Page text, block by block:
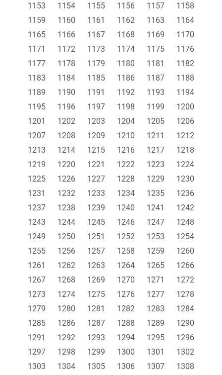
1153 1154 1155 1156 1157
1158
1159
1160 1161 1162 1163
1164
1165
1166 1167 1168 1169
1170
1171
1172 1173 1174 1175
1176
1177
1178 1179 1180 1181
1182
1183
1184 1185 1186 1187
1188
1189
1190 1191 1192 1193
1194
1195
1196 1197 1198 1199
1200
1201
1202 1203 1204 1205
1206
1207
1208 1209 1210 1211
1212
1213
1214 1215 1216 1217
1218
1219
1220 1221 1222 1223
1224
1225
1226 1227 1228 1229
1230
1231
1232 1233 1234 1235
1236
1237
1238 1239 1240 1241
1242
1243
1244 1245 1246 1247
1248
1249
1250 1251 1252 1253
1254
1255
1256 1257 1258 1259
1260
1261
1262 1263 1264 1265
1266
1267
1268 1269 1270 1271
1272
1273
1274 1275 1276 1277
1278
1279
1280 1281 1282 1283
1284
1285
1286 1287 1288 1289
1290
1291
1292 1293 1294 1295
1296
1297
1298 1299 1300 1301
1302
1303
1304 1305 1306 1307
1308